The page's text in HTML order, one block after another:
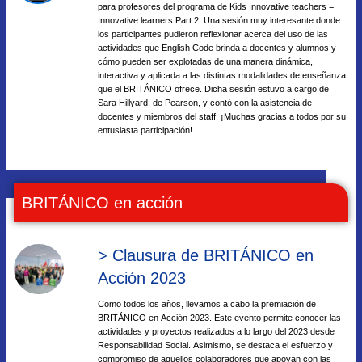
para profesores del programa de Kids Innovative teachers =
Innovative learners Part 2. Una sesión muy interesante donde
los participantes pudieron reflexionar acerca del uso de las
actividades que English Code brinda a docentes y alumnos y
cómo pueden ser explotadas de una manera dinámica,
interactiva y aplicada a las distintas modalidades de enseñanza
que el BRITÁNICO ofrece. Dicha sesión estuvo a cargo de
Sara Hillyard, de Pearson, y contó con la asistencia de
docentes y miembros del staff. ¡Muchas gracias a todos por su
entusiasta participación!
BRITÁNICO en acción
> Clausura de BRITÁNICO en
Acción 2023
Como todos los años, llevamos a cabo la premiación de
BRITÁNICO en Acción 2023. Este evento permite conocer las
actividades y proyectos realizados a lo largo del 2023 desde
Responsabilidad Social. Asimismo, se destaca el esfuerzo y
compromiso de aquellos colaboradores que apoyan con las